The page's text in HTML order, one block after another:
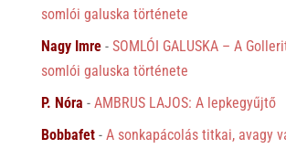
somlói galuska története
Nagy Imre- SOMLÓI GALUSKA – A
somlói galuska története
P. Nóra - AMBRUS LAJOS: A lepkegyűjtő
Bobbafet- A sonkapácolás titkai, avagy